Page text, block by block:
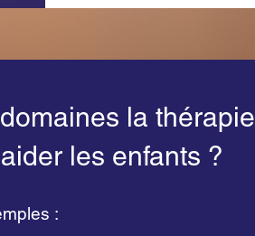
la thérapie
les enfants ?
: